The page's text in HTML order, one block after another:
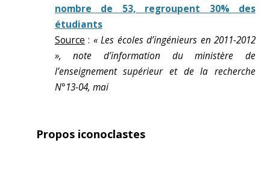
nombre de 53, regroupent 30% des
étudiants
Source : « Les écoles d’ingénieurs en 2011-2012
», note d’information du ministère de
l’enseignement supérieur et de la recherche
N°13-04, mai
Propos iconoclastes